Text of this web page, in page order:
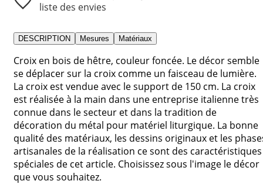
liste des envies
DESCRIPTION Mesures Matériaux
Croix en bois de hêtre, couleur foncée. Le décor semble
se déplacer sur la croix comme un faisceau de lumière.
La croix est vendue avec le support de 150 cm. La croix
est réalisée à la main dans une entreprise italienne très
connue dans le secteur et dans la tradition de
décoration du métal pour matériel liturgique. La bonne
qualité des matériaux, les dessins originaux et les
artisanales de la réalisation ce sont des caractéristiques
spéciales de cet article. Choisissez sous l'image le décor
que vous souhaitez.